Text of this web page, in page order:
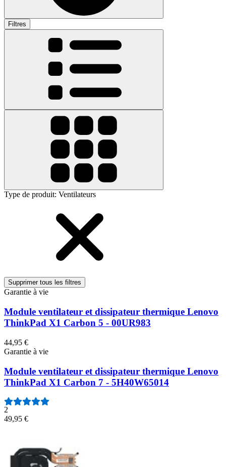
Filtres
Type de produit: Ventilateurs
Supprimer tous les filtres
Garantie à vie
Module ventilateur et dissipateur thermique Lenovo
ThinkPad X1 Carbon 5 - 00UR983
44,95 €
Garantie à vie
Module ventilateur et dissipateur thermique Lenovo
ThinkPad X1 Carbon 7 - 5H40W65014
2
49,95 €